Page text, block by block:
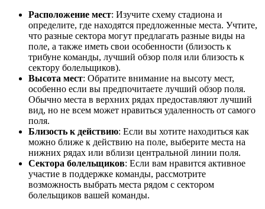
Расположение мест: Изучите схему стадиона и
определите, где находятся предложенные места. Учтите,
что разные сектора могут предлагать разные виды на
поле, а также иметь свои особенности (близость к
трибуне команды, лучший обзор поля или близость к
сектору болельщиков).
Высота мест: Обратите внимание на высоту мест,
особенно если вы предпочитаете лучший обзор поля.
Обычно места в верхних рядах предоставляют лучший
вид, но не всем может нравиться удаленность от самого
поля.
Близость к действию: Если вы хотите находиться как
можно ближе к действию на поле, выберите места на
нижних рядах или вблизи центральной линии поля.
Сектора болельщиков: Если вам нравится активное
участие в поддержке команды, рассмотрите
возможность выбрать места рядом с сектором
болельщиков вашей команды.